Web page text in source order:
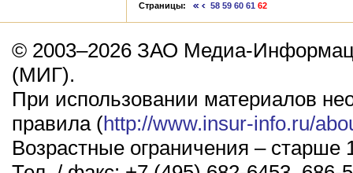
Страницы: 58 59 60 61 62
© 2003–2026 ЗАО Медиа-
(МИГ).
При использовании материалов
правила (http://www.insur-info.ru/
Возрастные ограничения – старше